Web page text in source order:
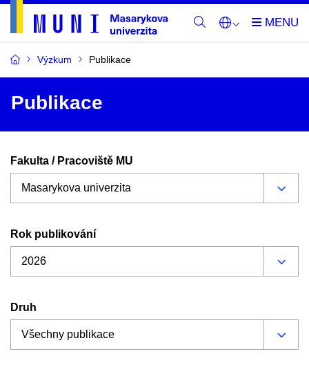
Výzkum Publikace
Publikace
Fakulta / Pracoviště MU
Rok publikování
Druh